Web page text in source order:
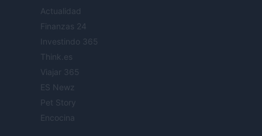
Actualidad
Finanzas 24
Investindo 365
Think.es
Viajar 365
ES Newz
Pet Story
Encocina